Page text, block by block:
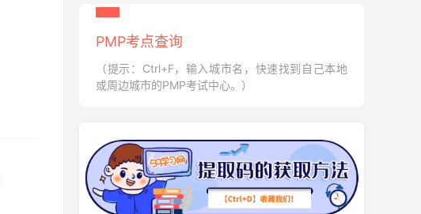
PMP考点查询
（提示：Ctrl+F，输入城市名，快速找到自己本地
或周边城市的PMP考试中心。）